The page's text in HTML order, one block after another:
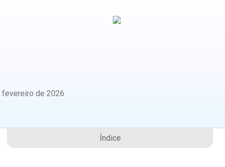
fevereiro de 2026
Índice